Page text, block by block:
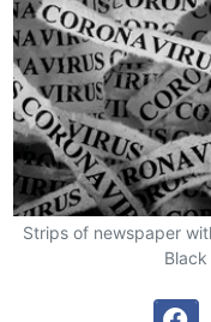
Strips of newspaper